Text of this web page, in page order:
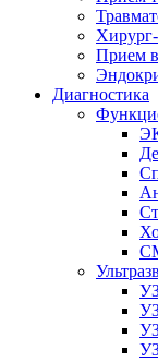
Прием
Диагностика